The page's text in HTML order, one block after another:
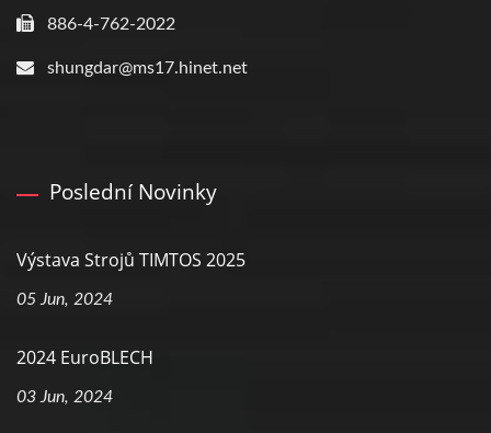
886-4-762-2022
shungdar@ms17.hinet.net
Poslední Novinky
Výstava Strojů TIMTOS 2025
05 Jun, 2024
2024 EuroBLECH
03 Jun, 2024